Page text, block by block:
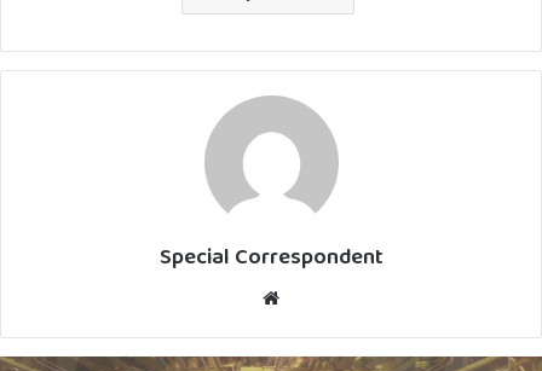
Special Correspondent